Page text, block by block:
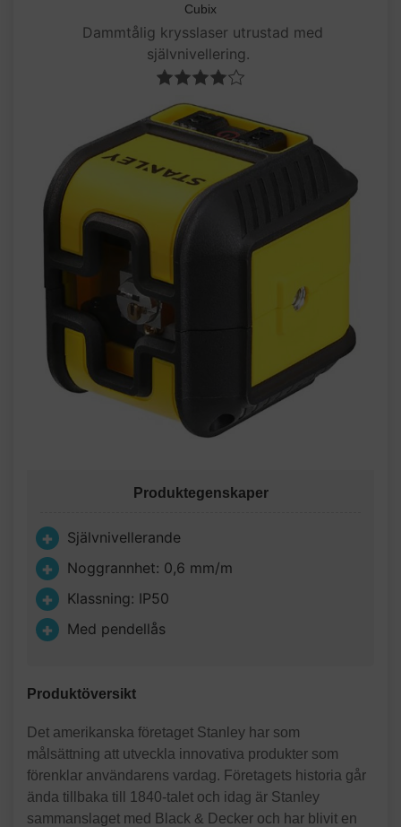
Cubix
Dammtålig krysslaser utrustad med
självnivellering.
Produktegenskaper
Självnivellerande
Noggrannhet: 0,6 mm/m
Klassning: IP50
Med pendellås
Produktöversikt
Det amerikanska företaget Stanley har som
målsättning att utveckla innovativa produkter som
förenklar användarens vardag. Företagets historia går
ända tillbaka till 1840-talet och idag är Stanley
sammanslaget med Black & Decker och har blivit en